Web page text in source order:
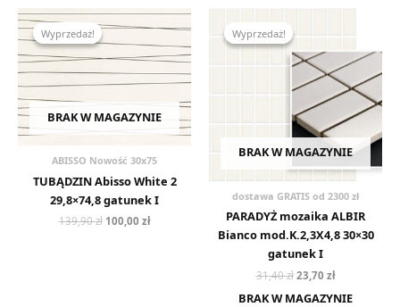
Wyprzedaż!
BRAK W MAGAZYNIE
Wyprzedaż!
ABISSO Nowość 30x75
TUBĄDZIN Abisso White 2
29,8×74,8 gatunek I
139,90zł
Pierwotna
cena
139,90 zł.
100,00 zł
Aktualna
cena
100,00 zł.
Wyprzedaż!
BRAK W MAGAZYNIE
Wyprzedaż!
dostawa GRATIS od 2300 zł
PARADYŻ mozaika ALBIR
Bianco mod.K.2,3X4,8 30×30
gatunek I
31,40zł
Pierwotna
wynosiła:
31,40 zł.
23,70 zł
Aktualna
23,70 zł.
BRAK W MAGAZYNIE